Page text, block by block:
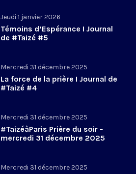
Jeudi 1 janvier 2026
Témoins d’Espérance I Journal
de #Taizé #5
Mercredi 31 décembre 2025
La force de la prière I Journal de
#Taizé #4
Mercredi 31 décembre 2025
#TaizéàParis Prière du soir -
mercredi 31 décembre 2025
Mercredi 31 décembre 2025